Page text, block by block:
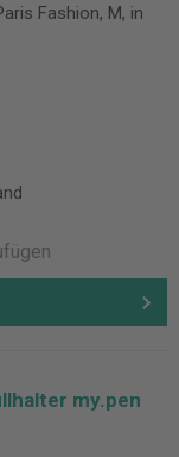
Fashion, M, in
my.pen